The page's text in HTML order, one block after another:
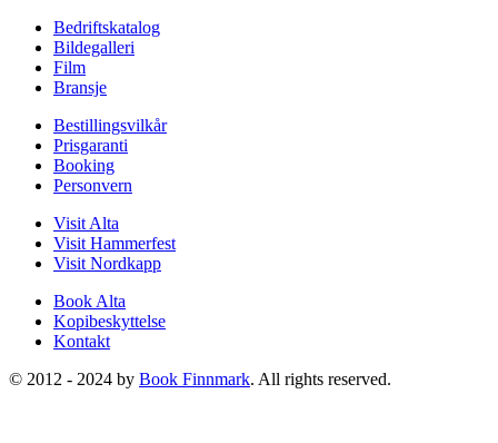
Bedriftskatalog
Bildegalleri
Film
Bransje
Bestillingsvilkår
Prisgaranti
Booking
Personvern
Visit Alta
Visit Hammerfest
Visit Nordkapp
Book Alta
Kopibeskyttelse
Kontakt
© 2012 - 2024 by Book Finnmark. All rights reserved.